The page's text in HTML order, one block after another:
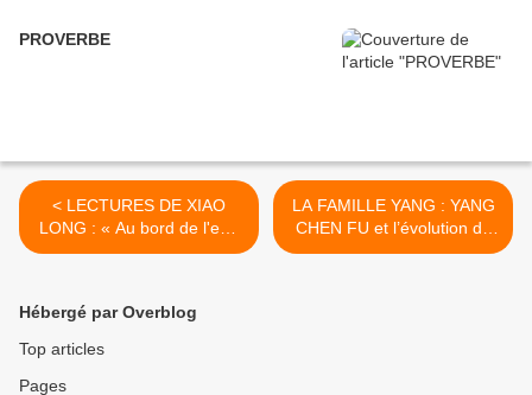
PROVERBE
< LECTURES DE XIAO
LONG : « Au bord de l'eau
»
LA FAMILLE YANG : YANG
CHEN FU et l’évolution du
Tai Ji Quan >
Hébergé par Overblog
Top articles
Pages